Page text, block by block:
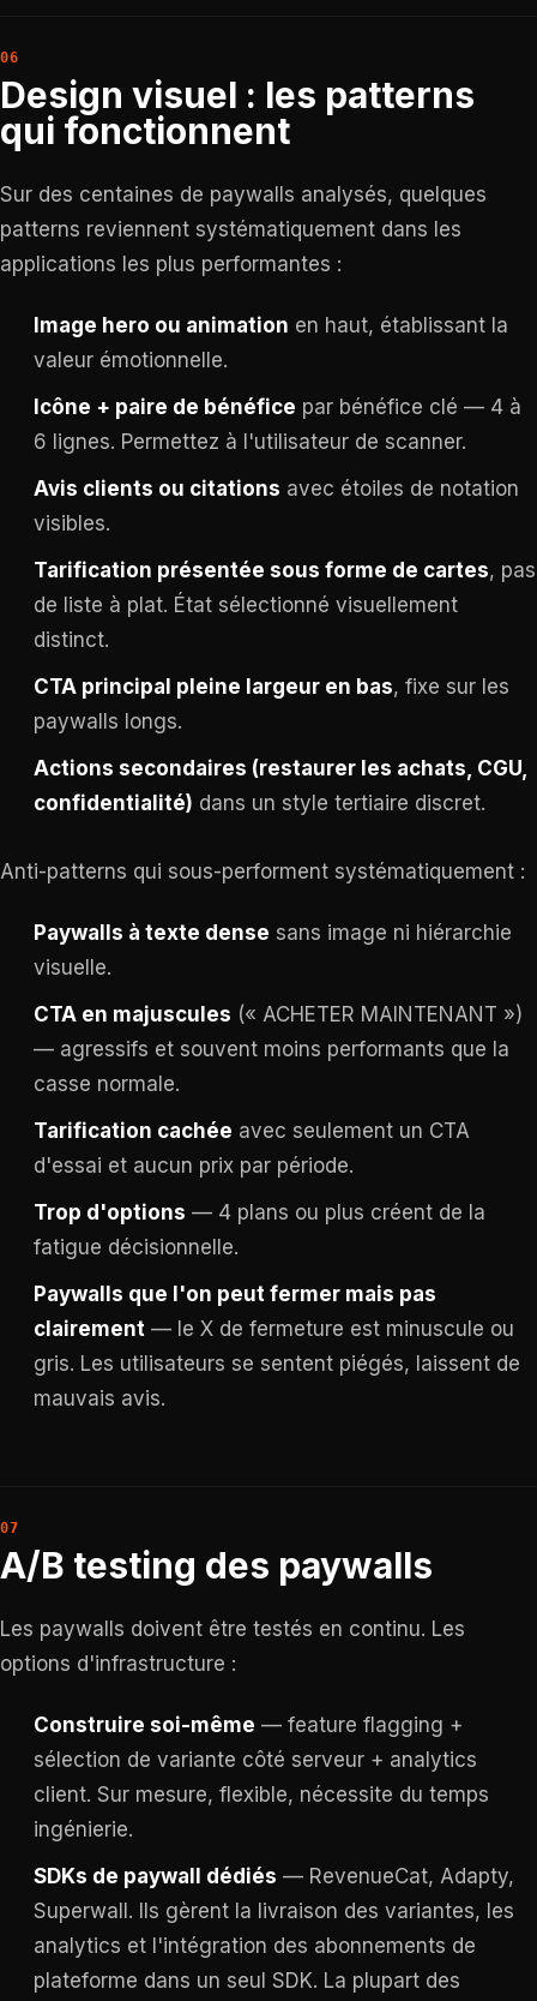
Design visuel : les patterns
qui fonctionnent
Sur des centaines de paywalls analysés, quelques
patterns reviennent systématiquement dans les
applications les plus performantes :
Image hero ou animation en haut, établissant la
valeur émotionnelle.
Icône + paire de bénéfice par bénéfice clé — 4 à
6 lignes. Permettez à l'utilisateur de scanner.
Avis clients ou citations avec étoiles de notation
visibles.
Tarification présentée sous forme de cartes, pas
de liste à plat. État sélectionné visuellement
distinct.
CTA principal pleine largeur en bas, fixe sur les
paywalls longs.
Actions secondaires (restaurer les achats, CGU,
confidentialité) dans un style tertiaire discret.
Anti-patterns qui sous-performent systématiquement :
Paywalls à texte dense sans image ni hiérarchie
visuelle.
CTA en majuscules (« ACHETER MAINTENANT »)
— agressifs et souvent moins performants que la
casse normale.
Tarification cachée avec seulement un CTA
d'essai et aucun prix par période.
Trop d'options — 4 plans ou plus créent de la
fatigue décisionnelle.
Paywalls que l'on peut fermer mais pas
clairement — le X de fermeture est minuscule ou
gris. Les utilisateurs se sentent piégés, laissent de
mauvais avis.
A/B testing des paywalls
Les paywalls doivent être testés en continu. Les
options d'infrastructure :
Construire soi-même — feature flagging +
sélection de variante côté serveur + analytics
client. Sur mesure, flexible, nécessite du temps
ingénierie.
SDKs de paywall dédiés — RevenueCat, Adapty,
Superwall. Ils gèrent la livraison des variantes, les
analytics et l'intégration des abonnements de
plateforme dans un seul SDK. La plupart des